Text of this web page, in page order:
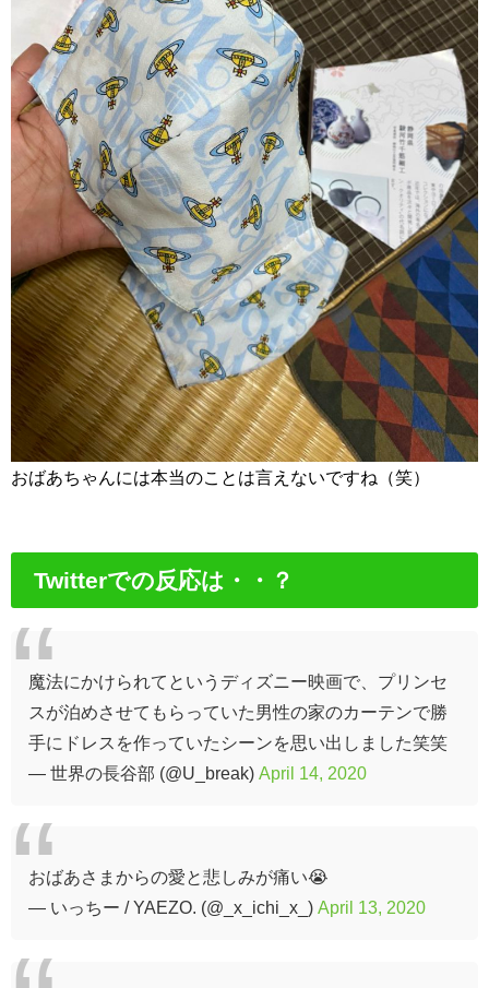
おばあちゃんには本当のことは言えないですね（笑）
Twitterでの反応は・・？
魔法にかけられてというディズニー映画で、プリンセ
スが泊めさせてもらっていた男性の家のカーテンで勝
手にドレスを作っていたシーンを思い出しました笑笑
— 世界の長谷部 (@U_break) April 14, 2020
おばあさまからの愛と悲しみが痛い😭
— いっちー / YAEZO. (@_x_ichi_x_) April 13, 2020